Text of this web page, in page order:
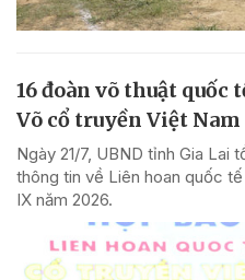
16 đoàn võ thuật quốc
Võ cổ truyền Việt Nam
Ngày 21/7, UBND tỉnh Gia Lai
thông tin về Liên hoan quốc
IX năm 2026.